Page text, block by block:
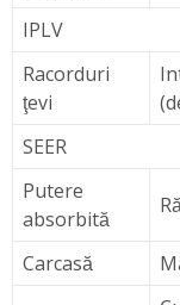
IPLV
Racorduri
ţevi
SEER
Putere
absorbită
Carcasă